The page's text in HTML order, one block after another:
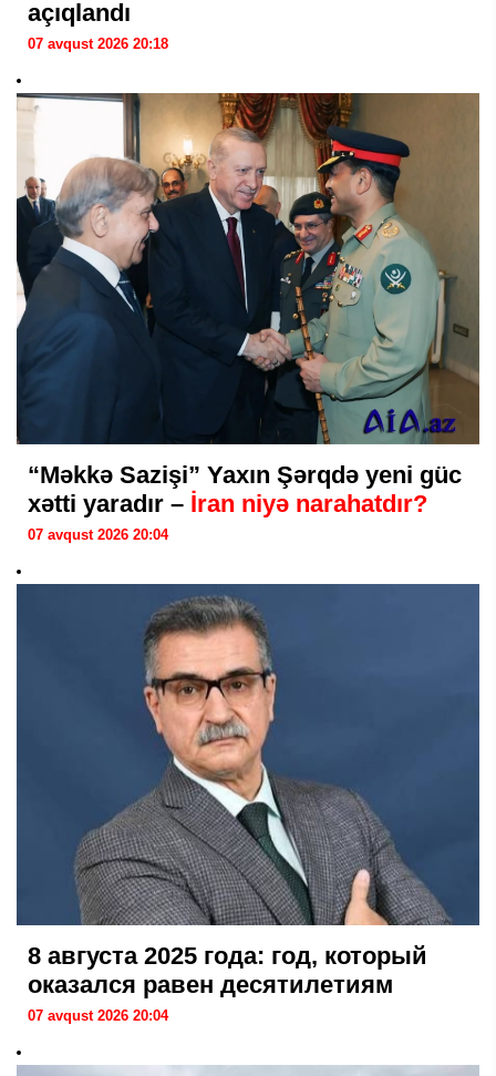
açıqlandı
07 avqust 2026 20:18
“Məkkə Sazişi” Yaxın Şərqdə yeni güc
xətti yaradır – İran niyə narahatdır?
07 avqust 2026 20:04
8 августа 2025 года: год, который
оказался равен десятилетиям
07 avqust 2026 20:04